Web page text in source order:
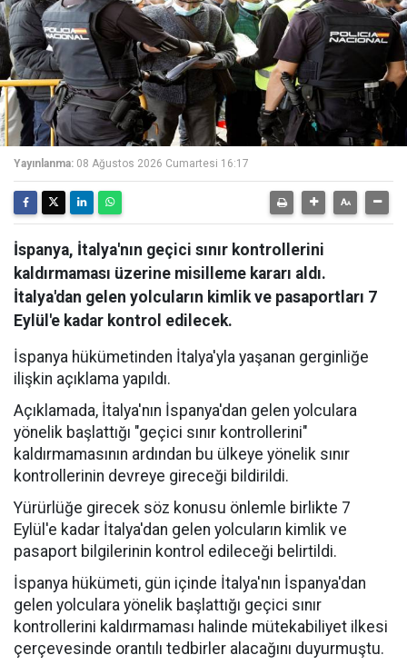
Yayınlanma: 08 Ağustos 2026 Cumartesi 16:17
İspanya, İtalya'nın geçici sınır kontrollerini
kaldırmaması üzerine misilleme kararı aldı.
İtalya'dan gelen yolcuların kimlik ve pasaportları 7
Eylül'e kadar kontrol edilecek.
İspanya hükümetinden İtalya'yla yaşanan gerginliğe
ilişkin açıklama yapıldı.
Açıklamada, İtalya'nın İspanya'dan gelen yolculara
yönelik başlattığı "geçici sınır kontrollerini"
kaldırmamasının ardından bu ülkeye yönelik sınır
kontrollerinin devreye gireceği bildirildi.
Yürürlüğe girecek söz konusu önlemle birlikte 7
Eylül'e kadar İtalya'dan gelen yolcuların kimlik ve
pasaport bilgilerinin kontrol edileceği belirtildi.
İspanya hükümeti, gün içinde İtalya'nın İspanya'dan
gelen yolculara yönelik başlattığı geçici sınır
kontrollerini kaldırmaması halinde mütekabiliyet ilkesi
çerçevesinde orantılı tedbirler alacağını duyurmuştu.